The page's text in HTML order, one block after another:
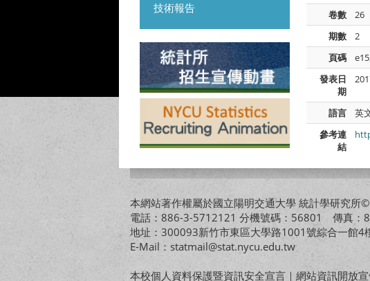
技術報告 卷數
26
期數
2
頁碼
發表日
期
語言
英
參考連
結
本網站著作權屬於國立陽明交通大學 統計學研究所
電話：886-3-5712121 分機號碼：56801 傳真：
地址：300093新竹市東區大學路1001號綜合一館
E-Mail：statmail@stat.nycu.edu.tw
本校個人資料保護暨資訊安全宣言 ｜ 網站資訊開放